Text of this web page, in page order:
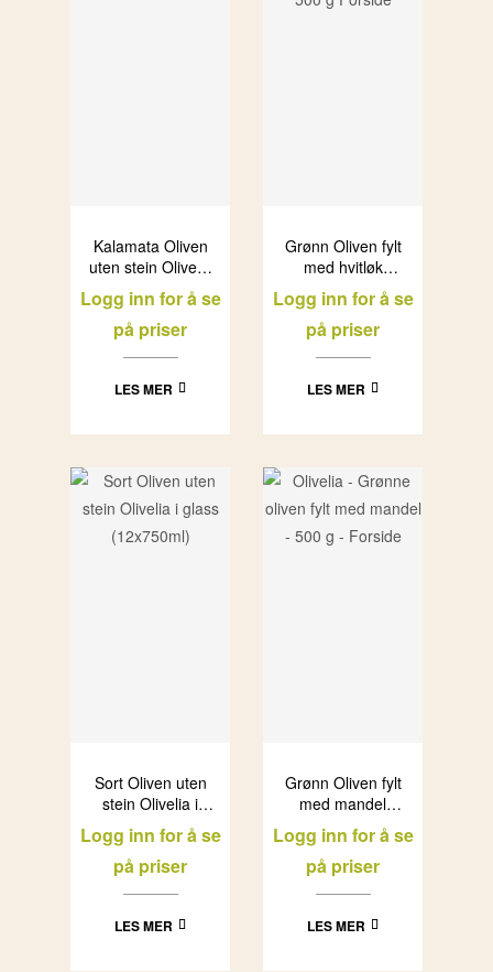
Kalamata Oliven
uten stein Olivelia
i glass (6x500ml)
Logg inn for å se
på priser
LES MER
Grønn Oliven fylt
med hvitløk
Olivelia i glass
(6x500ml)
Logg inn for å se
på priser
LES MER
Sort Oliven uten
stein Olivelia i
glass (12x750ml)
Logg inn for å se
på priser
LES MER
Grønn Oliven fylt
med mandel
Olivelia i glass
(6x500ml)
Logg inn for å se
på priser
LES MER